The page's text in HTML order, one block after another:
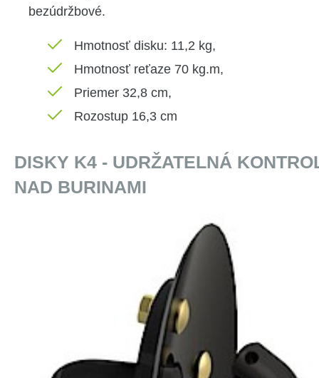
bezúdržbové.
Hmotnosť disku: 11,2 kg,
Hmotnosť reťaze 70 kg.m,
Priemer 32,8 cm,
Rozostup 16,3 cm
DISKY K4 - UDRŽATELNÁ
NAD BURINAMI